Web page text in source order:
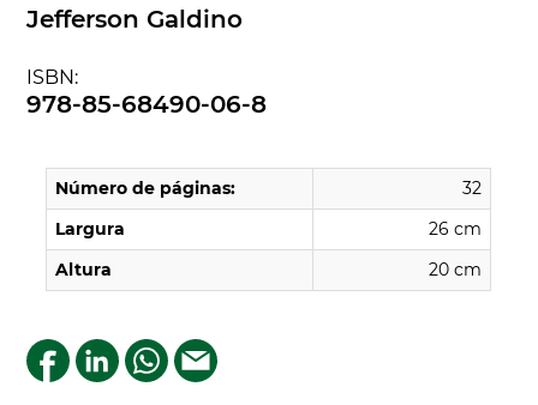
Jefferson Galdino
ISBN:
978-85-68490-06-8
Número de páginas:
32
Largura
26 cm
Altura
20 cm